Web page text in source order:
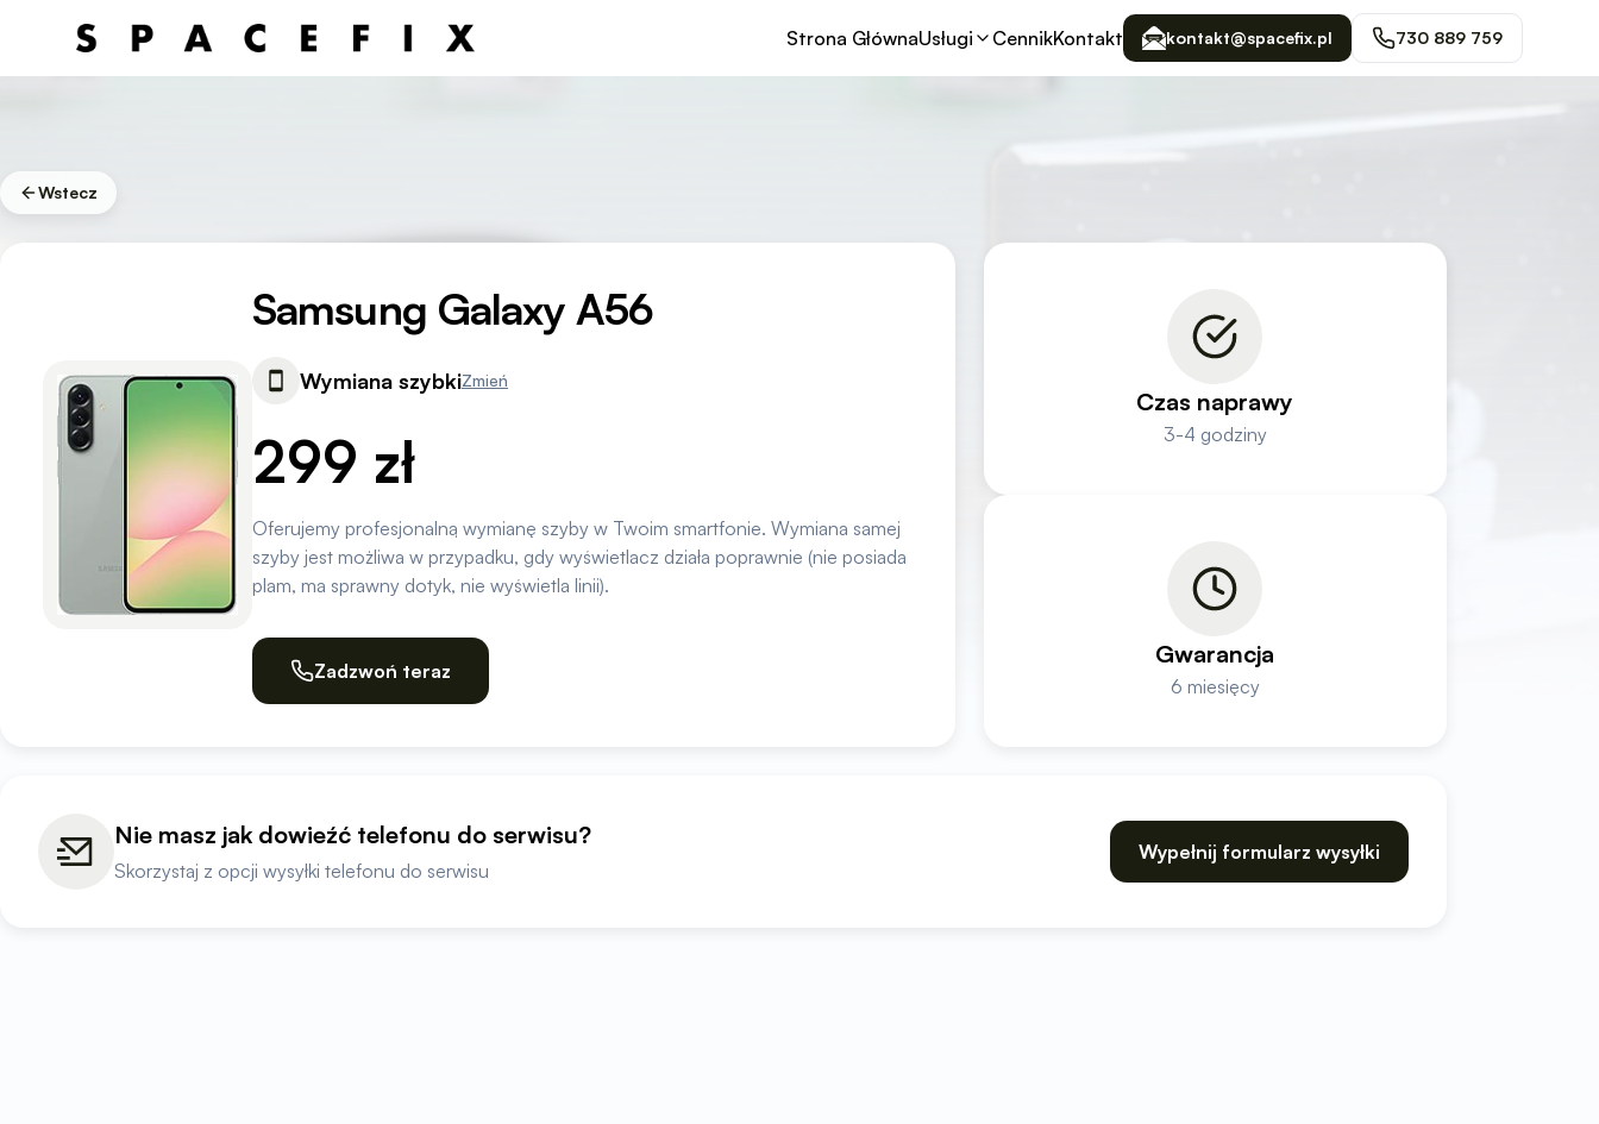
Strona GłównaUsługi CennikKontakt kontakt@spacefix.pl 730 889 759
Wstecz
Samsung Galaxy A56
Wymiana szybkiZmień
299 zł
Oferujemy profesjonalną wymianę szyby w Twoim smartfonie. Wymiana samej
szyby jest możliwa w przypadku, gdy wyświetlacz działa poprawnie (nie posiada
plam, ma sprawny dotyk, nie wyświetla linii).
Zadzwoń teraz
Czas naprawy
3-4 godziny
Gwarancja
6 miesięcy
Nie masz jak dowieźć telefonu do serwisu?
Skorzystaj z opcji wysyłki telefonu do serwisu
Wypełnij formularz wysyłki